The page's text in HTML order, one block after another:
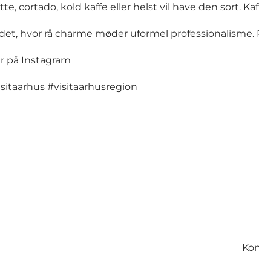
cortado, kold kaffe eller helst vil have den sort.
hvor rå charme møder uformel
på Instagram
#visitaarhusregion